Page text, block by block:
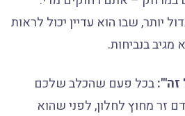
יותר, שבו הוא עדיין יכול לראות
בנביחות.
בכל פעם שהכלב שלכם
זר מחוץ לחלון, לפני שהוא